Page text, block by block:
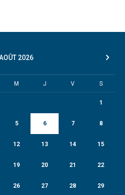
2026
M J V S
1
5 6 7 8
12 13 14 15
19 20 21 22
26 27 28 29